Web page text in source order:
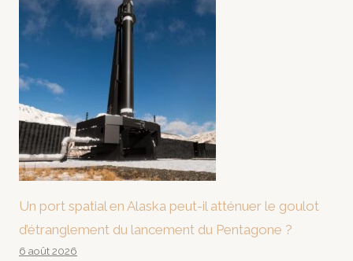
Un port spatial en Alaska peut-il atténuer le goulot
d’étranglement du lancement du Pentagone ?
6 août 2026